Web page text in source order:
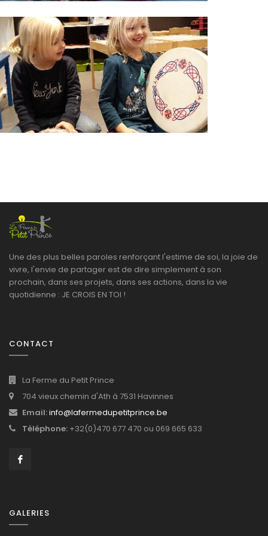
Une des plus belles paroles renforçant l'estime de soi, la joie de
vivre, l'envie de partager est de dire simplement à son
prochain, dans ses projets, dans ses actions, dans la vie
quotidienne : JE CROIS EN TOI !
CONTACT
La Ferme du Petit Prince
704 vieux chemin d'Ath à 7531 Havinnes
Email:info@lafermedupetitprince.be
Téléphone: +32(0)470 677 470 ou 069 665 633
GALERIES